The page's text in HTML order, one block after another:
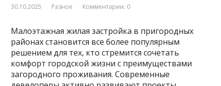
30.10.2025 Разное Комментарии: 0
Малоэтажная жилая застройка в пригородных
районах становится все более популярным
решением для тех, кто стремится сочетать
комфорт городской жизни с преимуществами
загородного проживания. Современные